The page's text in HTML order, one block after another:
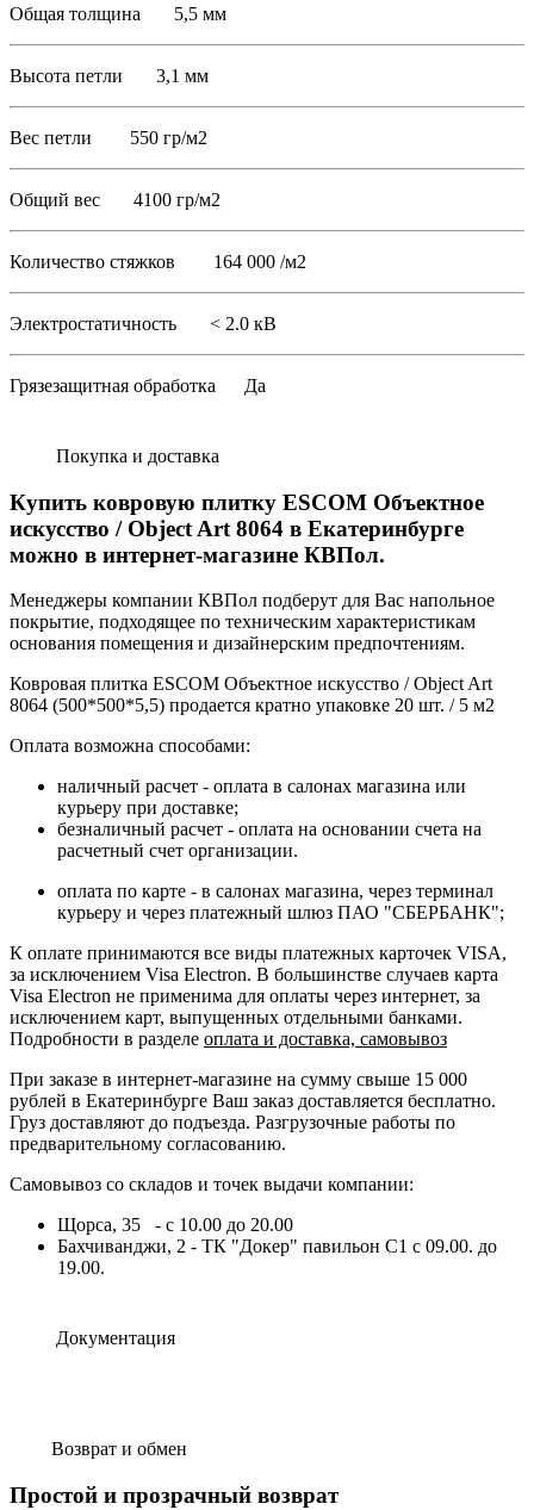
Общая толщина 5,5 мм
Высота петли 3,1 мм
Вес петли 550 гр/м2
Общий вес 4100 гр/м2
Количество стяжков 164 000 /м2
Электростатичность < 2.0 кВ
Грязезащитная обработка Да
Покупка и доставка
Купить ковровую плитку ESCOM Объектное
искусство / Object Art 8064 в Екатеринбурге
можно в интернет-магазине КВПол.
Менеджеры компании КВПол подберут для Вас напольное
покрытие, подходящее по техническим характеристикам
основания помещения и дизайнерским предпочтениям.
Ковровая плитка ESCOM Объектное искусство / Object Art
8064 (500*500*5,5) продается кратно упаковке 20 шт. / 5 м2
Оплата возможна способами:
наличный расчет - оплата в салонах магазина или
курьеру при доставке;
безналичный расчет - оплата на основании счета на
расчетный счет организации.
оплата по карте - в салонах магазина, через терминал
курьеру и через платежный шлюз ПАО "СБЕРБАНК";
К оплате принимаются все виды платежных карточек VISA,
за исключением Visa Electron. В большинстве случаев карта
Visa Electron не применима для оплаты через интернет, за
исключением карт, выпущенных отдельными банками.
Подробности в разделе оплата и доставка, самовывоз
При заказе в интернет-магазине на сумму свыше 15 000
рублей в Екатеринбурге Ваш заказ доставляется бесплатно.
Груз доставляют до подъезда. Разгрузочные работы по
предварительному согласованию.
Самовывоз со складов и точек выдачи компании:
Щорса, 35 - с 10.00 до 20.00
Бахчиванджи, 2 - ТК "Докер" павильон С1 с 09.00. до
19.00.
Документация
Возврат и обмен
Простой и прозрачный возврат